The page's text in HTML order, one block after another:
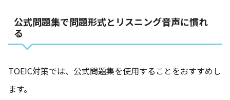
公式問題集で問題形式とリスニング音声に慣れ
る
TOEIC対策では、公式問題集を使用することをおすすめし
ます。